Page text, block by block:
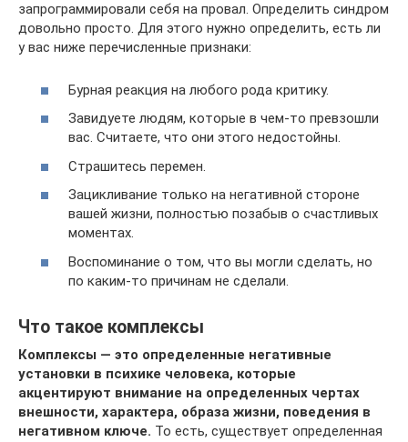
запрограммировали себя на провал. Определить синдром
довольно просто. Для этого нужно определить, есть ли
у вас ниже перечисленные признаки:
Бурная реакция на любого рода критику.
Завидуете людям, которые в чем-то превзошли
вас. Считаете, что они этого недостойны.
Страшитесь перемен.
Зацикливание только на негативной стороне
вашей жизни, полностью позабыв о счастливых
моментах.
Воспоминание о том, что вы могли сделать, но
по каким-то причинам не сделали.
Что такое комплексы
Комплексы — это определенные негативные
установки в психике человека, которые
акцентируют внимание на определенных чертах
внешности, характера, образа жизни, поведения в
негативном ключе. То есть, существует определенная